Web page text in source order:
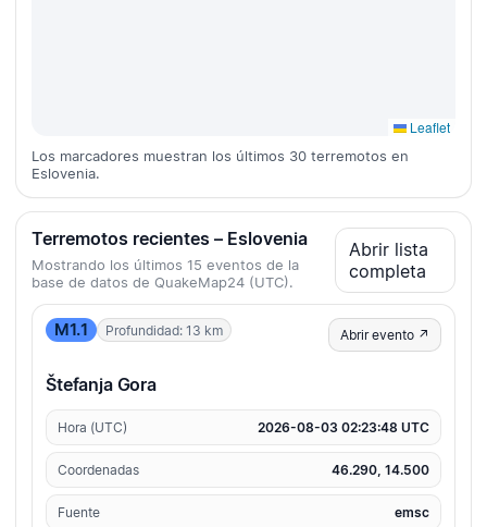
Leaflet
Los marcadores muestran los últimos 30 terremotos en
Eslovenia.
Terremotos recientes – Eslovenia
Mostrando los últimos 15 eventos de la
base de datos de QuakeMap24 (UTC).
Abrir lista
completa
M1.1 Profundidad: 13 km Abrir evento ↗
Štefanja Gora
Hora (UTC) 2026-08-03 02:23:48 UTC
Coordenadas 46.290, 14.500
Fuente emsc